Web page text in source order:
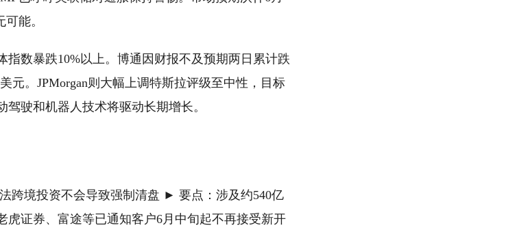
能。
数暴跌10%以上。博通因财报不及预期两日累计跌
元。JPMorgan则大幅上调特斯拉评级至中性，目标
驶和机器人技术将驱动长期增长。
跨境投资不会导致强制清盘 ► 要点：涉及约540亿
虎证券、富途等已通知客户6月中旬起不再接受新开